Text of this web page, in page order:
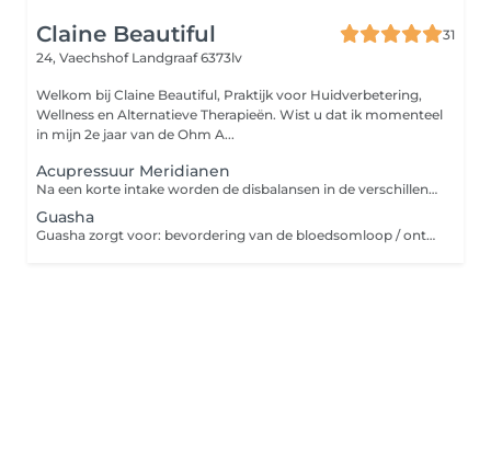
Claine Beautiful
31
24, Vaechshof Landgraaf 6373lv
Welkom bij Claine Beautiful, Praktijk voor Huidverbetering,
Wellness en Alternatieve Therapieën. Wist u dat ik momenteel
in mijn 2e jaar van de Ohm A...
Acupressuur Meridianen
Na een korte intake worden de disbalansen in de verschillende meridianen behandeld. Dit is een drukpunten massage waarbij een doorstroom van energie in de blokkades wordt opgebouwd.
Guasha
Guasha zorgt voor: bevordering van de bloedsomloop / ontgifting en ontzuring / stimulatie van het immuunsysteem het verminderen/verlichten van blokkades en pijn / verbeterde werking van de organen regeneratie en revitalisatie / vermindering van spanning (stress), moeheid en burn-out balans op emotioneel vlak / ontspanning en bevordering van helderheid van geest.